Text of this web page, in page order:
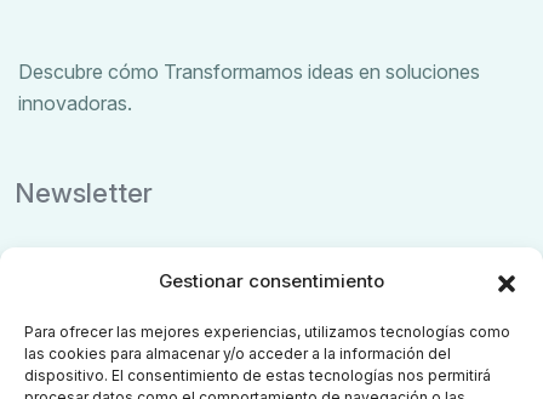
Gestionar consentimiento
Para ofrecer las mejores experiencias, utilizamos tecnologías como
las cookies para almacenar y/o acceder a la información del
dispositivo. El consentimiento de estas tecnologías nos permitirá
Descubre cómo Transformamos ideas en soluciones
innovadoras.
Newsletter